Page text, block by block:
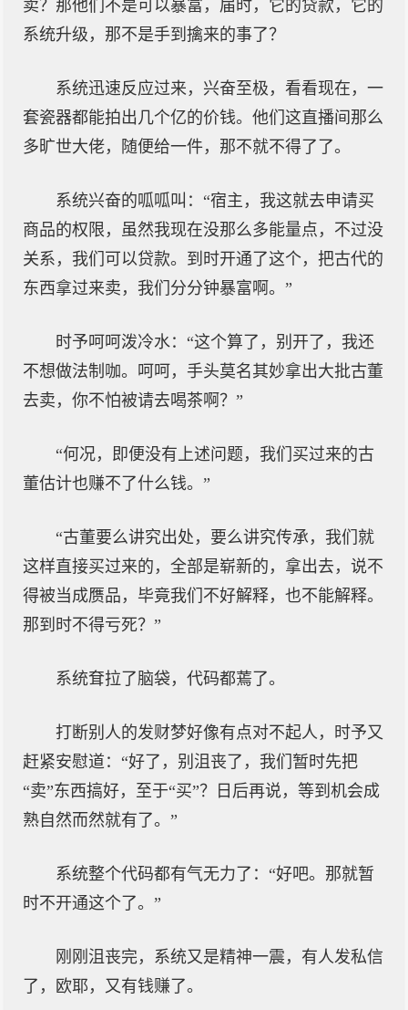
卖？那他们不是可以暴富，届时，它的贷款，它的
系统升级，那不是手到擒来的事了？
系统迅速反应过来，兴奋至极，看看现在，一
套瓷器都能拍出几个亿的价钱。他们这直播间那么
多旷世大佬，随便给一件，那不就不得了了。
系统兴奋的呱呱叫：“宿主，我这就去申请买
商品的权限，虽然我现在没那么多能量点，不过没
关系，我们可以贷款。到时开通了这个，把古代的
东西拿过来卖，我们分分钟暴富啊。”
时予呵呵泼冷水：“这个算了，别开了，我还
不想做法制咖。呵呵，手头莫名其妙拿出大批古董
去卖，你不怕被请去喝茶啊？”
“何况，即便没有上述问题，我们买过来的古
董估计也赚不了什么钱。”
“古董要么讲究出处，要么讲究传承，我们就
这样直接买过来的，全部是崭新的，拿出去，说不
得被当成赝品，毕竟我们不好解释，也不能解释。
那到时不得亏死？”
系统耷拉了脑袋，代码都蔫了。
打断别人的发财梦好像有点对不起人，时予又
赶紧安慰道：“好了，别沮丧了，我们暂时先把
“卖”东西搞好，至于“买”？日后再说，等到机会成
熟自然而然就有了。”
系统整个代码都有气无力了：“好吧。那就暂
时不开通这个了。”
刚刚沮丧完，系统又是精神一震，有人发私信
了，欧耶，又有钱赚了。